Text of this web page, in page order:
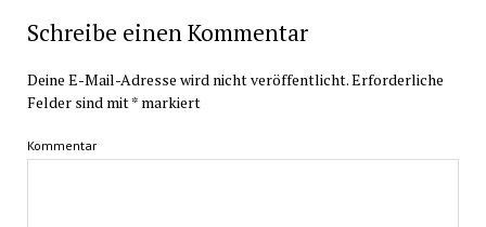
Schreibe einen Kommentar
Deine E-Mail-Adresse wird nicht veröffentlicht.Erforderliche
Felder sind mit*markiert
Kommentar